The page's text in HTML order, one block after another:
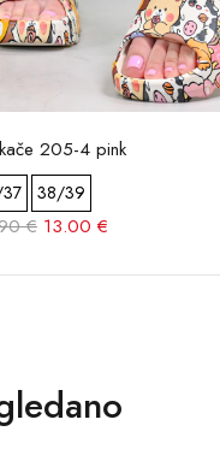
205-4 pink
38/39
€ 13.00 €